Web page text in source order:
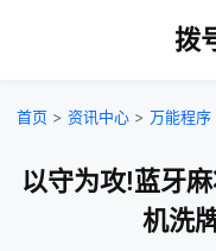
拨
首页 > 资讯中心 > 万能程序
以守为攻!蓝牙
机洗